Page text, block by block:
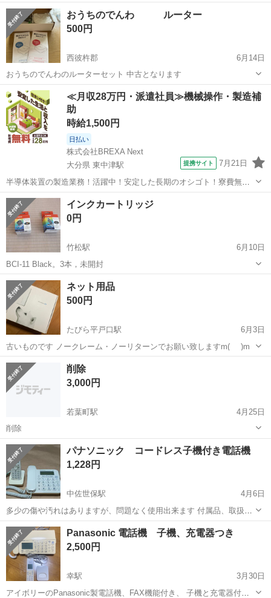
長崎 長崎市 市役所駅 電話、ＦＡＸ
おうちのでんわ ルーター
500円
西彼杵郡
6月14日
おうちのでんわのルーターセット 中古となります
長崎 西彼杵郡 電話、ＦＡＸ
≪月収28万円・派遣社員≫機械操作・製造補
助
時給1,500円
日払い
株式会社BREXA Next
大分県 東中津駅
提携サイト 7月21日
半導体装置の製造業務！活躍中！安定した長期のオシゴト！寮費無料
★赴任旅費会社負担◎20代～40代の男性活躍中★未経験活躍中！高時
給1,500円！《大分県中津市》 人気の工場のお仕事 ◇半導体装置内部
のシート製造◇ ＊クリー...
大分 中津市 東中津駅 その他
インクカートリッジ
0円
竹松駅
6月10日
BCI-11 Black。3本，未開封
長崎 大村市 竹松駅
ネット用品
500円
たびら平戸口駅
6月3日
古いものです ノークレーム・ノーリターンでお願い致しますm(_ _)m
長崎 平戸市 たびら平戸口駅
削除
3,000円
若葉町駅
4月25日
削除
長崎 長崎市 若葉町駅 電話、ＦＡＸ iPhone SE
パナソニック コードレス子機付き電話機
1,228円
中佐世保駅
4月6日
多少の傷や汚れはありますが、問題なく使用出来ます 付属品、取扱説
明書付きです よろしくお願いいたします
長崎 佐世保市 中佐世保駅 電話、ＦＡＸ パナソニック
Panasonic 電話機 子機、充電器つき
2,500円
幸駅
3月30日
アイボリーのPanasonic製電話機、FAX機能付き、 子機と充電器付